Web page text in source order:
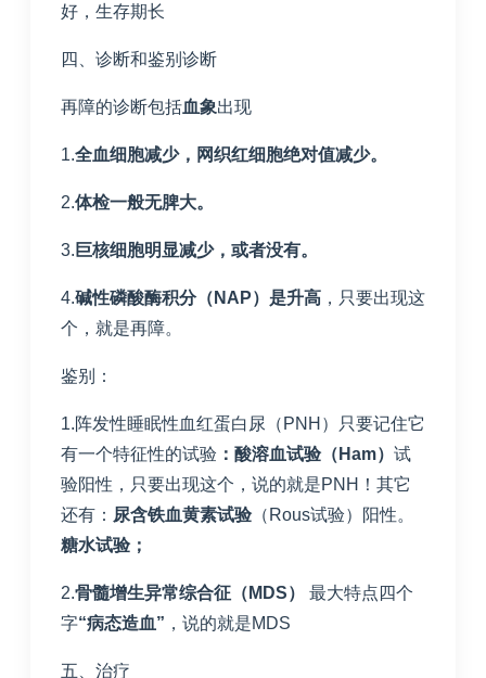
好，生存期长
四、诊断和鉴别诊断
再障的诊断包括血象出现
1.全血细胞减少，网织红细胞绝对值减少。
2.体检一般无脾大。
3. 巨核细胞明显减少，或者没有。
4.碱性磷酸酶积分（ NAP）是升高 ，只要出现这
个，就是再障。
鉴别：
1.阵发性睡眠性血红蛋白尿（PNH）只要记住它
有一个特征性的试验 ：酸溶血试验（ Ham） 试
验阳性，只要出现这个，说的就是PNH！其它
还有： 尿含铁血黄素试验 （Rous试验）阳性。
糖水试验；
2.骨髓增生异常综合征（ MDS）
最大特点四个
字“病态造血” ，说的就是MDS
五、治疗